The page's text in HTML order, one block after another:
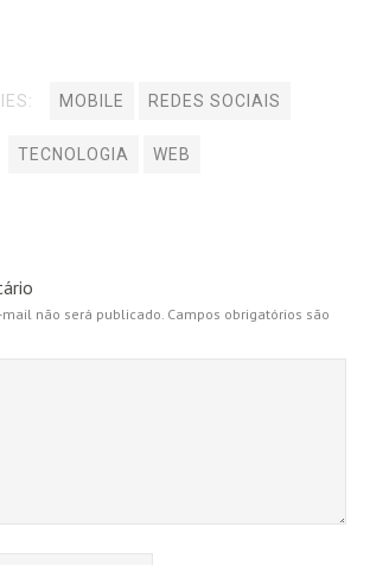
MOBILE REDES SOCIAIS
TECNOLOGIA WEB
não será publicado. Campos obrigatórios são